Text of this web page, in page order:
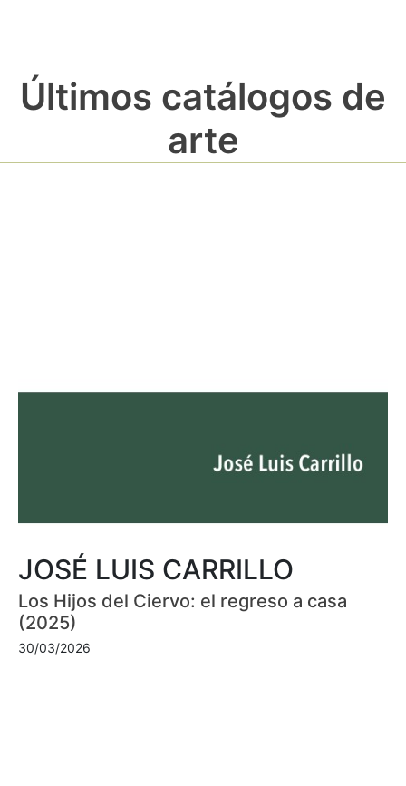
Últimos catálogos de
arte
JOSÉ LUIS CARRILLO
Los Hijos del Ciervo: el regreso a casa
(2025)
30/03/2026